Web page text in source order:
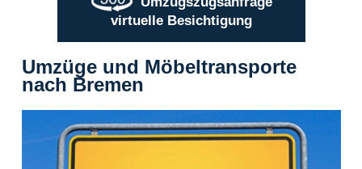
virtuelle Besichtigung
Umzüge und Möbeltransporte
nach Bremen